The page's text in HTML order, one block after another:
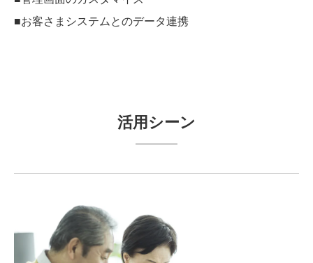
■お客さまシステムとのデータ連携
活用シーン